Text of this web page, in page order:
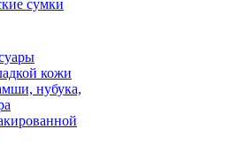
сумки
кожи
нубука,